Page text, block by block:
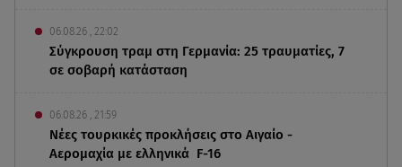
06.08.26 , 22:02
Σύγκρουση τραμ στη Γερμανία: 25 τραυματίες, 7
σε σοβαρή κατάσταση
06.08.26 , 21:59
Νέες τουρκικές προκλήσεις στο Αιγαίο -
Αερομαχία με ελληνικά F-16